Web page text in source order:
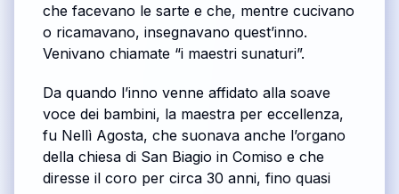
che facevano le sarte e che, mentre cucivano
o ricamavano, insegnavano quest’inno.
Venivano chiamate “i maestri sunaturi”.
Da quando l’inno venne affidato alla soave
voce dei bambini, la maestra per eccellenza,
fu Nellì Agosta, che suonava anche l’organo
della chiesa di San Biagio in Comiso e che
diresse il coro per circa 30 anni, fino quasi